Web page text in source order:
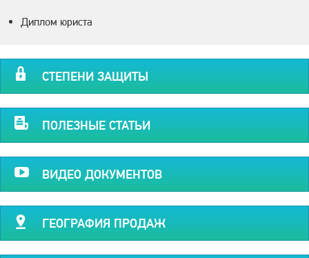
Диплом юриста
СТЕПЕНИ ЗАЩИТЫ
ПОЛЕЗНЫЕ СТАТЬИ
ВИДЕО ДОКУМЕНТОВ
ГЕОГРАФИЯ ПРОДАЖ